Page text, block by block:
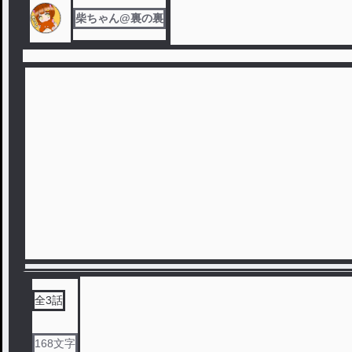
柴ちゃん@裏の裏
全3話
168文字